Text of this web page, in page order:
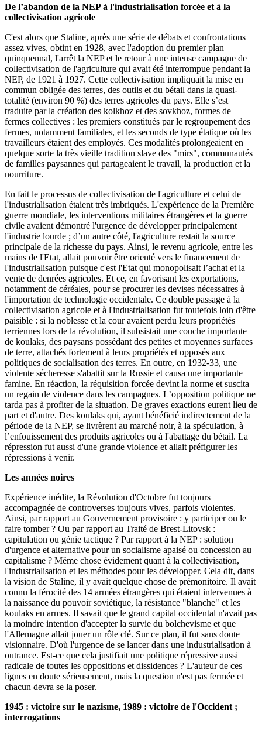
De l’abandon de la NEP à l'industrialisation forcée et à la
collectivisation agricole
C'est alors que Staline, après une série de débats et confrontations
assez vives, obtint en 1928, avec l'adoption du premier plan
quinquennal, l'arrêt la NEP et le retour à une intense campagne de
collectivisation de l'agriculture qui avait été interrompue pendant la
NEP, de 1921 à 1927. Cette collectivisation impliquait la mise en
commun obligée des terres, des outils et du bétail dans la quasi-
totalité (environ 90 %) des terres agricoles du pays. Elle s’est
traduite par la création des kolkhoz et des sovkhoz, formes de
fermes collectives : les premiers constitués par le regroupement des
fermes, notamment familiales, et les seconds de type étatique où les
travailleurs étaient des employés. Ces modalités prolongeaient en
quelque sorte la très vieille tradition slave des "mirs", communautés
de familles paysannes qui partageaient le travail, la production et la
nourriture.
En fait le processus de collectivisation de l'agriculture et celui de
l'industrialisation étaient très imbriqués. L'expérience de la Première
guerre mondiale, les interventions militaires étrangères et la guerre
civile avaient démontré l'urgence de développer principalement
l'industrie lourde ; d’un autre côté, l'agriculture restait la source
principale de la richesse du pays. Ainsi, le revenu agricole, entre les
mains de l'Etat, allait pouvoir être orienté vers le financement de
l'industrialisation puisque c'est l'Etat qui monopolisait l’achat et la
vente de denrées agricoles. Et ce, en favorisant les exportations,
notamment de céréales, pour se procurer les devises nécessaires à
l'importation de technologie occidentale. Ce double passage à la
collectivisation agricole et à l'industrialisation fut toutefois loin d'être
paisible : si la noblesse et la cour avaient perdu leurs propriétés
terriennes lors de la révolution, il subsistait une couche importante
de koulaks, des paysans possédant des petites et moyennes surfaces
de terre, attachés fortement à leurs propriétés et opposés aux
politiques de socialisation des terres. En outre, en 1932-33, une
violente sécheresse s'abattit sur la Russie et causa une importante
famine. En réaction, la réquisition forcée devint la norme et suscita
un regain de violence dans les campagnes. L’opposition politique ne
tarda pas à profiter de la situation. De graves exactions eurent lieu de
part et d'autre. Des koulaks qui, ayant bénéficié indirectement de la
période de la NEP, se livrèrent au marché noir, à la spéculation, à
l’enfouissement des produits agricoles ou à l'abattage du bétail. La
répression fut aussi d'une grande violence et allait préfigurer les
répressions à venir.
Les années noires
Expérience inédite, la Révolution d'Octobre fut toujours
accompagnée de controverses toujours vives, parfois violentes.
Ainsi, par rapport au Gouvernement provisoire : y participer ou le
faire tomber ? Ou par rapport au Traité de Brest-Litovsk :
capitulation ou génie tactique ? Par rapport à la NEP : solution
d'urgence et alternative pour un socialisme apaisé ou concession au
capitalisme ? Même chose évidement quant à la collectivisation,
l'industrialisation et les méthodes pour les développer. Cela dit, dans
la vision de Staline, il y avait quelque chose de prémonitoire. Il avait
connu la férocité des 14 armées étrangères qui étaient intervenues à
la naissance du pouvoir soviétique, la résistance "blanche" et les
koulaks en armes. Il savait que le grand capital occidental n'avait pas
la moindre intention d'accepter la survie du bolchevisme et que
l'Allemagne allait jouer un rôle clé. Sur ce plan, il fut sans doute
visionnaire. D'où l'urgence de se lancer dans une industrialisation à
outrance. Est-ce que cela justifiait une politique répressive aussi
radicale de toutes les oppositions et dissidences ? L'auteur de ces
lignes en doute sérieusement, mais la question n'est pas fermée et
chacun devra se la poser.
1945 : victoire sur le nazisme, 1989 : victoire de l'Occident ;
interrogations